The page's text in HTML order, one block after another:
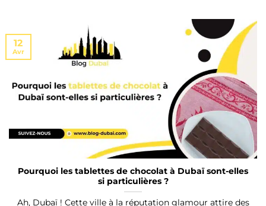
Pourquoi les tablettes de chocolat à Dubaï sont-elles
si particulières ?
Ah, Dubaï ! Cette ville à la réputation glamour attire des
12
Avr